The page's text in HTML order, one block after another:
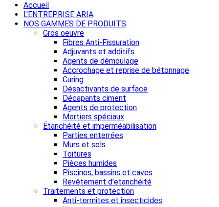
Accueil
L'ENTREPRISE ARIA
NOS GAMMES DE PRODUITS
Gros oeuvre
Fibres Anti-Fissuration
Adjuvants et additifs
Agents de démoulage
Accrochage et reprise de bétonnage
Curing
Désactivants de surface
Décapants ciment
Agents de protection
Mortiers spéciaux
Étanchéité et imperméabilisation
Parties enterrées
Murs et sols
Toitures
Pièces humides
Piscines, bassins et caves
Revêtement d'etanchéité
Traitements et protection
Anti-termites et insecticides